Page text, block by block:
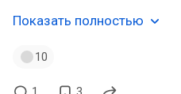
Показать полностью
10